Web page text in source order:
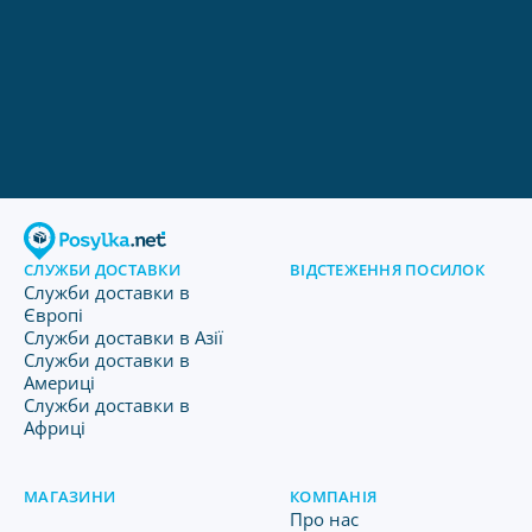
СЛУЖБИ ДОСТАВКИ
Служби доставки в
Європі
Служби доставки в Азії
Служби доставки в
Америці
Служби доставки в
Африці
ВІДСТЕЖЕННЯ ПОСИЛОК
МАГАЗИНИ КОМПАНІЯ
Про нас